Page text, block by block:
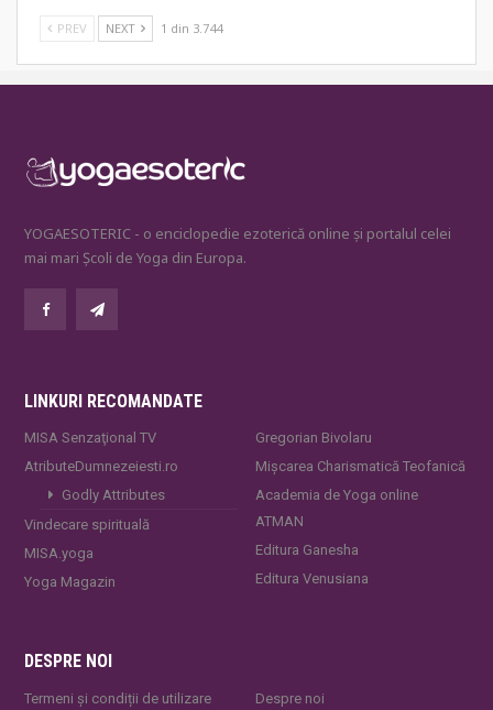
PREV NEXT 1 din 3.744
YOGAESOTERIC - o enciclopedie ezoterică online și portalul celei
mai mari Școli de Yoga din Europa.
LINKURI RECOMANDATE
MISA Senzaţional TV
AtributeDumnezeiesti.ro
Godly Attributes
Vindecare spirituală
MISA.yoga
Yoga Magazin
Gregorian Bivolaru
Mișcarea Charismatică Teofanică
Academia de Yoga online
ATMAN
Editura Ganesha
Editura Venusiana
DESPRE NOI
Termeni și condiții de utilizare Despre noi